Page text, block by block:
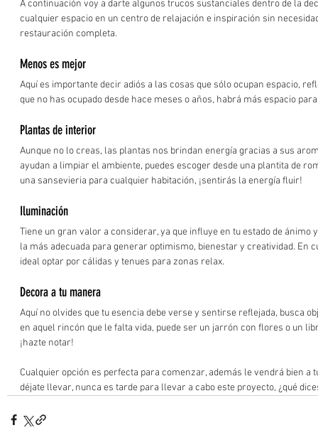
A continuación voy a darte algunos trucos sustanciales dentro de la
cualquier espacio en un centro de relajación e inspiración sin
restauración completa.
Menos es mejor
Aquí es importante decir adiós a las cosas que sólo ocupan espacio,
que no has ocupado desde hace meses o años, habrá más espacio
Plantas de interior
Aunque no lo creas, las plantas nos brindan energía gracias a sus
ayudan a limpiar el ambiente, puedes escoger desde una plantita de
una sansevieria para cualquier habitación, ¡sentirás la energía fluir!
Iluminación
Tiene un gran valor a considerar, ya que influye en tu estado de ánimo
la más adecuada para generar optimismo, bienestar y creatividad. En
ideal optar por cálidas y tenues para zonas relax.
Decora a tu manera
Aquí no olvides que tu esencia debe verse y sentirse reflejada, busca
en aquel rincón que le falta vida, puede ser un jarrón con flores o un
¡hazte notar!
Cualquier opción es perfecta para comenzar, además le vendrá bien a
déjate llevar, nunca es tarde para llevar a cabo este proyecto, ¿qué